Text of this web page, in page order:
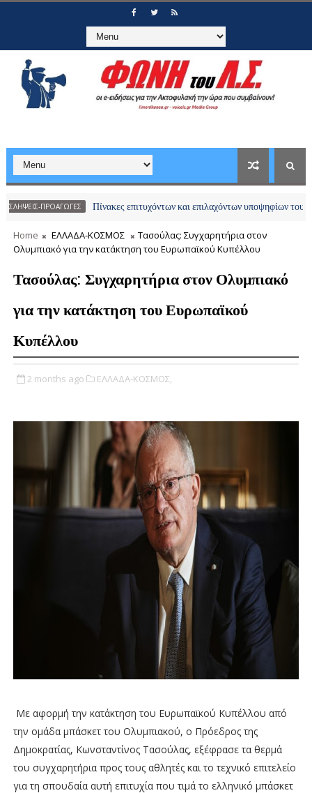
ΠΡΟΑΓΩΓΕΣ Πίνακες επιτυχόντων και επιλαχόντων υποψηφίων του
Home ΕΛΛΑΔΑ-ΚΟΣΜΟΣ
Τασούλας: Συγχαρητήρια στον
Ολυμπιακό για την κατάκτηση του Ευρωπαϊκού Κυπέλλου
Τασούλας: Συγχαρητήρια στον Ολυμπιακό
για την κατάκτηση του Ευρωπαϊκού
Κυπέλλου
2 months ago ΕΛΛΑΔΑ-ΚΟΣΜΟΣ,
Με αφορμή την κατάκτηση του Ευρωπαϊκού Κυπέλλου από
την ομάδα μπάσκετ του Ολυμπιακού, ο Πρόεδρος της
Δημοκρατίας, Κωνσταντίνος Τασούλας, εξέφρασε τα θερμά
του συγχαρητήρια προς τους αθλητές και το τεχνικό επιτελείο
για τη σπουδαία αυτή επιτυχία που τιμά το ελληνικό μπάσκετ